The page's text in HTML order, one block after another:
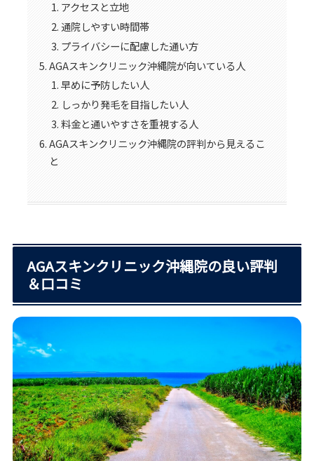
アクセスと立地
通院しやすい時間帯
プライバシーに配慮した通い方
AGAスキンクリニック沖縄院が向いている人
早めに予防したい人
しっかり発毛を目指したい人
料金と通いやすさを重視する人
AGAスキンクリニック沖縄院の評判から見えるこ
と
AGAスキンクリニック沖縄院の良い評判
＆口コミ